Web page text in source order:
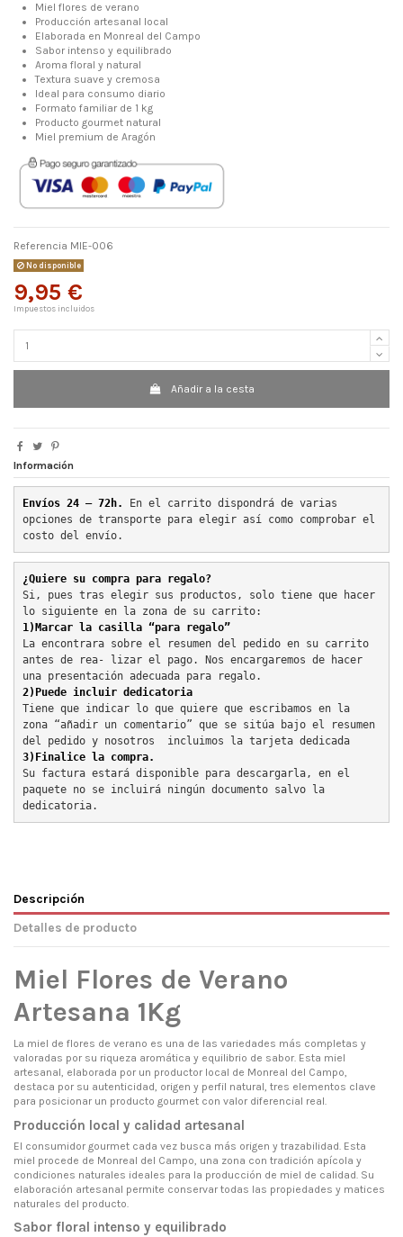
Miel flores de verano
Producción artesanal local
Elaborada en Monreal del Campo
Sabor intenso y equilibrado
Aroma floral y natural
Textura suave y cremosa
Ideal para consumo diario
Formato familiar de 1 kg
Producto gourmet natural
Miel premium de Aragón
Referencia MIE-006
No disponible
9,95 €
Impuestos incluidos
Añadir a la cesta
Información
Envíos 24 – 72h.
En el carrito dispondrá de varias
opciones de transporte para elegir así como comprobar el
costo del envío.
¿Quiere su compra para regalo?
Si, pues tras elegir sus productos, solo tiene que hacer
lo siguiente en la zona de su carrito:
1)Marcar la casilla “para regalo”
La encontrara sobre el resumen del pedido en su carrito
antes de rea- lizar el pago. Nos encargaremos de hacer
una presentación adecuada para regalo.
2)Puede incluir dedicatoria
Tiene que indicar lo que quiere que escribamos en la
zona “añadir un comentario” que se sitúa bajo el resumen
del pedido y nosotros  incluimos la tarjeta dedicada
3)Finalice la compra.
Su factura estará disponible para descargarla, en el
paquete no se incluirá ningún documento salvo la
dedicatoria.
Descripción
Detalles de producto
Miel Flores de Verano
Artesana 1Kg
La miel de flores de verano es una de las variedades más completas y
valoradas por su riqueza aromática y equilibrio de sabor. Esta miel
artesanal, elaborada por un productor local de Monreal del Campo,
destaca por su autenticidad, origen y perfil natural, tres elementos clave
para posicionar un producto gourmet con valor diferencial real.
Producción local y calidad artesanal
El consumidor gourmet cada vez busca más origen y trazabilidad. Esta
miel procede de Monreal del Campo, una zona con tradición apícola y
condiciones naturales ideales para la producción de miel de calidad. Su
elaboración artesanal permite conservar todas las propiedades y matices
naturales del producto.
Sabor floral intenso y equilibrado